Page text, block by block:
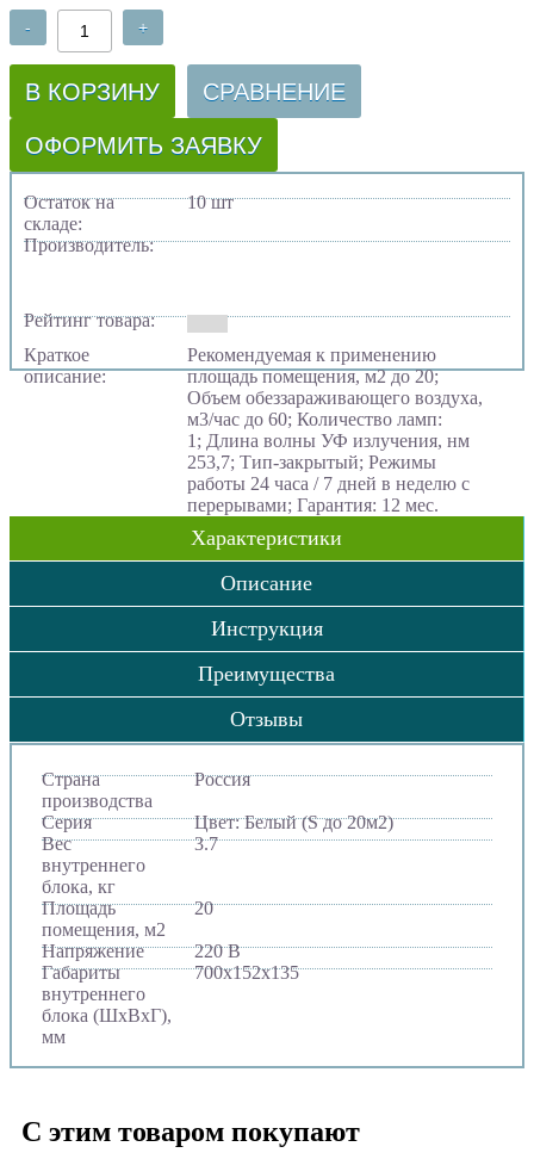
- +
В КОРЗИНУ СРАВНЕНИЕ
ОФОРМИТЬ ЗАЯВКУ
Остаток на
складе:
10 шт
Производитель:
Рейтинг товара:
Краткое
описание:
Рекомендуемая к применению
площадь помещения, м2 до 20;
Объем обеззараживающего воздуха,
м3/час до 60; Количество ламп:
1; Длина волны УФ излучения, нм
253,7; Тип-закрытый; Режимы
работы 24 часа / 7 дней в неделю с
перерывами; Гарантия: 12 мес.
Характеристики
Описание
Инструкция
Преимущества
Отзывы
Страна
производства
Россия
Серия
Цвет: Белый (S до 20м2)
Вес
внутреннего
блока, кг
3.7
Площадь
помещения, м2
20
Напряжение
220 В
Габариты
внутреннего
блока (ШхВхГ),
мм
700х152х135
С этим товаром покупают